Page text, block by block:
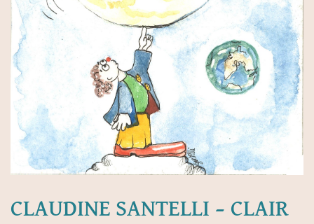
CLAUDINE SANTELLI – CLAIR